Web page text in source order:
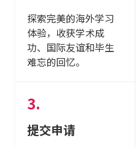
探索完美的海外学习
体验，收获学术成
功、国际友谊和毕生
难忘的回忆。
提交申请